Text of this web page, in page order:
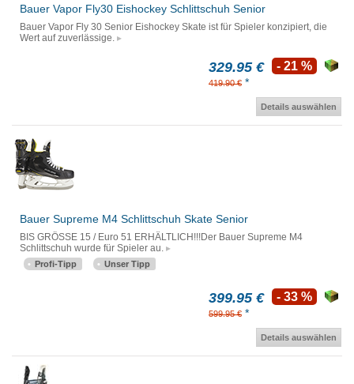
Bauer Vapor Fly30 Eishockey Schlittschuh Senior
Bauer Vapor Fly 30 Senior Eishockey Skate ist für Spieler konzipiert, die
Wert auf zuverlässige.
329.95 €
419.90 € *
- 21 %
Details auswählen
Bauer Supreme M4 Schlittschuh Skate Senior
BIS GRÖSSE 15 / Euro 51 ERHÄLTLICH!!!Der Bauer Supreme M4
Schlittschuh wurde für Spieler au.
Profi-Tipp Unser Tipp
399.95 €
599.95 € *
- 33 %
Details auswählen